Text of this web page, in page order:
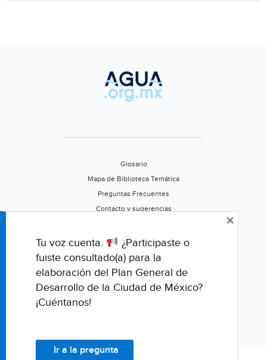
Diario)
Glosario
Mapa de Biblioteca Temática
Preguntas Frecuentes
Contacto y sugerencias
Califica este portal
Tu voz cuenta.
¿Participaste o
fuiste consultado(a) para la
elaboración del Plan General de
Desarrollo de la Ciudad de México?
¡Cuéntanos!
Ir a la pregunta
×